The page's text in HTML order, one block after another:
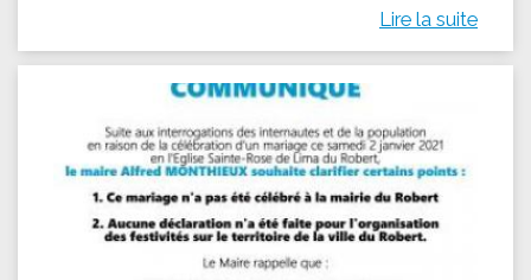
Lire la suite